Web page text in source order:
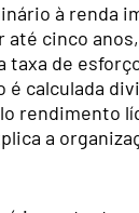
à renda
até cinco
taxa de
é calculada
rendimento
a